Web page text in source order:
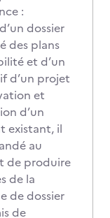
:
dossier
des plans
et d’un
d’un projet
et
d’un
existant, il
au
de produire
de la
de dossier
de